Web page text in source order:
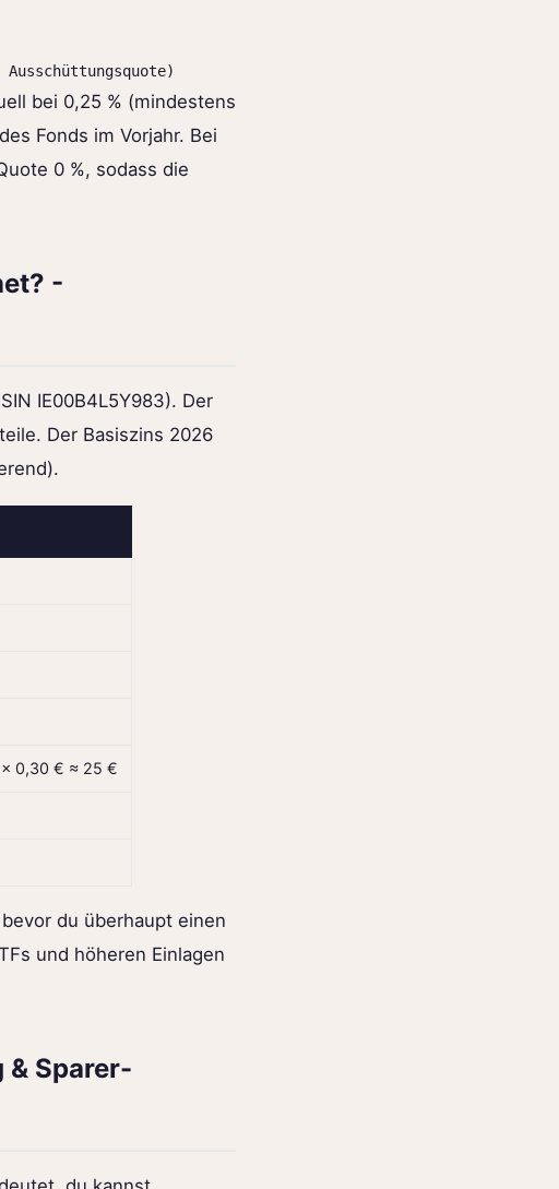
bei 0,25 % (mindestens
Fonds im Vorjahr. Bei
0 %, sodass die
-
IE00B4L5Y983). Der
Der Basiszins 2026
0,30 € ≈ 25 €
du überhaupt einen
und höheren Einlagen
Sparer-